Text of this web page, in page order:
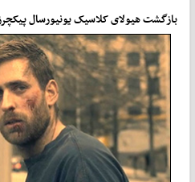
بازگشتهیولای کلاسیک یونیورسال پیکچرز